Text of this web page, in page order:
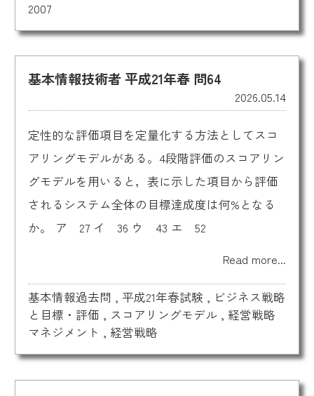
2007
基本情報技術者 平成21年春 問64
2026.05.14
定性的な評価項目を定量化する方法としてスコ
アリングモデルがある。4段階評価のスコアリン
グモデルを用いると，表に示した項目から評価
されるシステム全体の目標達成度は何%となる
か。 ア 27 イ 36 ウ 43 エ 52
Read more...
基本情報過去問 , 平成21年春試験 , ビジネス戦略
と目標・評価 , スコアリングモデル, 経営戦略
マネジメント , 経営戦略